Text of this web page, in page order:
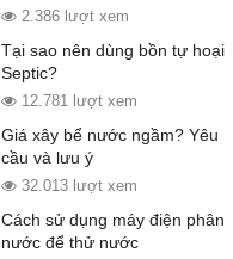
lớn2.386 lượt xem
Tại sao nên dùng bồn tự hoại
Septic?
12.781 lượt xem
Giá xây bể nước ngầm? Yêu
cầu và lưu ý
32.013 lượt xem
Cách sử dụng máy điện phân
nước để thử nước